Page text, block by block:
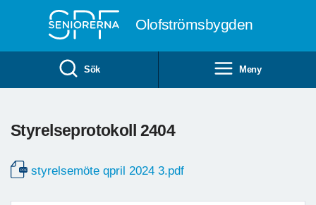
Olofströmsbygden
Sök Meny
Styrelseprotokoll 2404
styrelsemöte qpril 2024 3.pdf